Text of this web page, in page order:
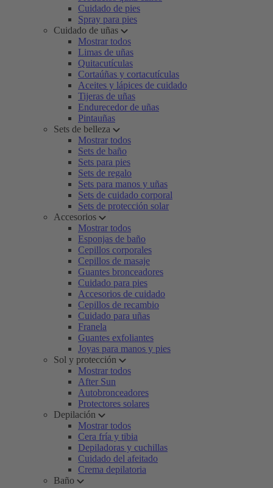
Cuidado de pies
Spray para pies
Cuidado de uñas
Mostrar todos
Limas de uñas
Quitacutículas
Cortaúñas y cortacutículas
Aceites y lápices de cuidado
Tijeras de uñas
Endurecedor de uñas
Pintauñas
Sets de belleza
Mostrar todos
Sets de baño
Sets para pies
Sets de regalo
Sets para manos y uñas
Sets de cuidado corporal
Sets de protección solar
Accesorios
Mostrar todos
Esponjas de baño
Cepillos corporales
Cepillos de masaje
Guantes bronceadores
Cuidado para pies
Accesorios de cuidado
Cepillos de recambio
Cuidado para uñas
Franela
Guantes exfoliantes
Joyas para manos y pies
Sol y protección
Mostrar todos
After Sun
Autobronceadores
Protectores solares
Depilación
Mostrar todos
Cera fría y tibia
Depiladoras y cuchillas
Cuidado del afeitado
Crema depilatoria
Baño